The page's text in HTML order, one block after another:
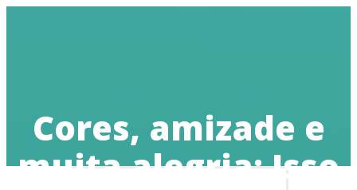
Cores, amizade e
muita alegria: Isso